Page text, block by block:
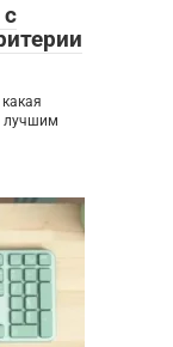
лучшим